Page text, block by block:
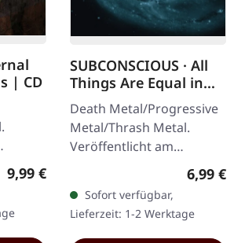
| CD
im
mit
Regulärer Preis:
9,99 €
SUBCONSCIOUS · All
Things Are Equal in
Death | CD
Death Metal/Progressive
Metal/Thrash Metal.
Veröffentlicht am
08.08.2008, auf Supreme
Chaos Records. CD im
Jewelcase mit 8-seitigem
Booklet.…
6,99 €
Sofort verfügbar,
Lieferzeit: 1-2 Werktage